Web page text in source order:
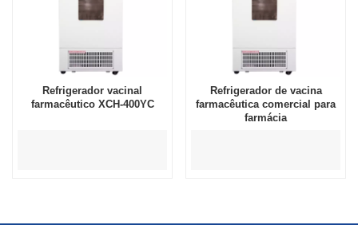
Refrigerador vacinal
farmacêutico XCH-400YC
Refrigerador de vacina
farmacêutica comercial para
farmácia